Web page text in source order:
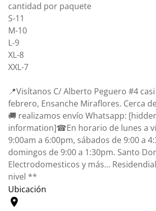
cantidad por paquete
S-11
M-10
L-9
XL-8
XXL-7
📍Visítanos C/ Alberto Peguero #4
febrero, Ensanche Miraflores. Cerca
🚚 realizamos envío Whatsapp:
information]☎En horario de lunes a
9:00am a 6:00pm, sábados de 9:00 a
domingos de 9:00 a 1:30pm. Santo
Electrodomesticos y más...
nivel **
Ubicación
location_on